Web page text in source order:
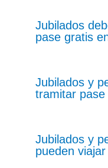
Jubilados
pase gratis
Jubilados y
tramitar
Jubilados y
pueden